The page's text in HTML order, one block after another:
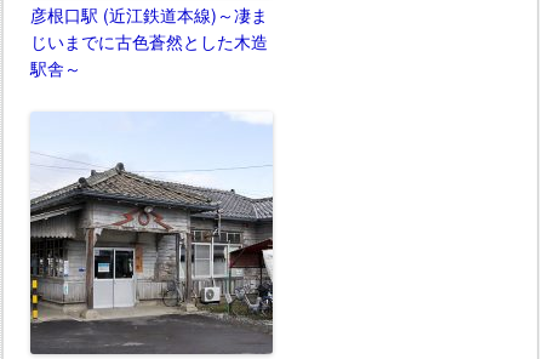
彦根口駅 (近江鉄道本線)～凄ま
じいまでに古色蒼然とした木造
駅舎～